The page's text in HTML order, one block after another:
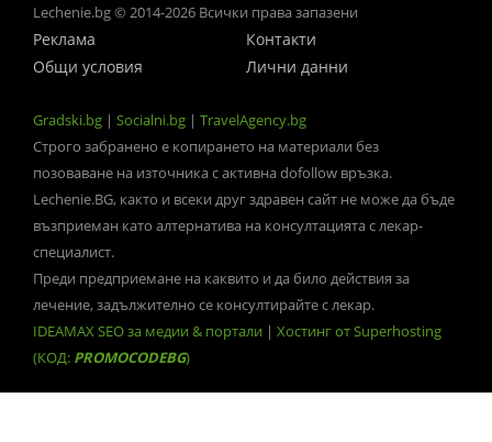
Lechenie.bg © 2014-2026 Всички права запазени
Реклама
Контакти
Общи условия
Лични данни
Gradski.bg | Socialni.bg | TravelAgency.bg
Строго забранено е копирането на материали без
позоваване на източника с активна dofollow връзка.
Lechenie.BG, както и всеки друг здравен сайт не може да бъде
възприеман като алтернатива на консултацията с лекар-
специалист.
Преди предприемане на каквито и да било действия за
лечение, задължително се консултирайте с лекар.
IDEAMAX SEO за медии & портали | Хостинг от Superhosting
(КОД: PROMOCODEBG)